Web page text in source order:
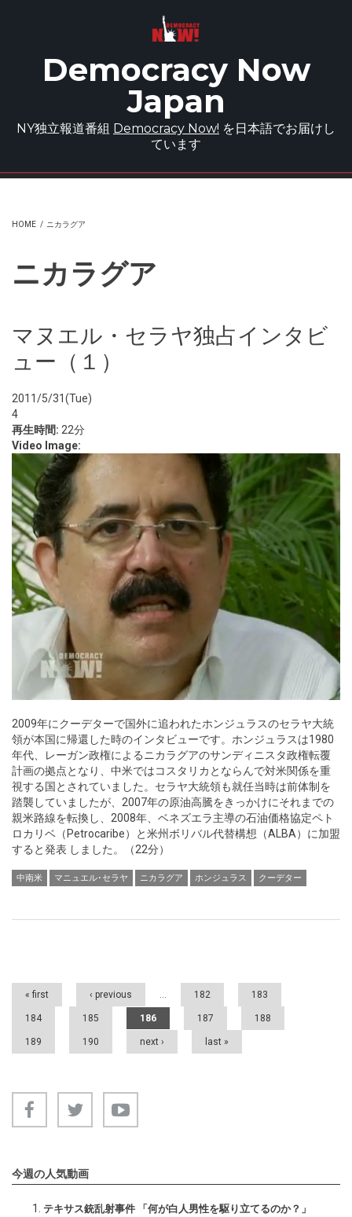
Democracy Now
Japan
NY独立報道番組 Democracy Now! を日本語でお届けし
ています
HOME / ニカラグア
ニカラグア
マヌエル・セラヤ独占インタビ
ュー（１）
2011/5/31(Tue)
4
再生時間: 22分
Video Image:
2009年にクーデターで国外に追われたホンジュラスのセラヤ大統
領が本国に帰還した時のインタビューです。ホンジュラスは1980
年代、レーガン政権によるニカラグアのサンディニスタ政権転覆
計画の拠点となり、中米ではコスタリカとならんで対米関係を重
視する国とされていました。セラヤ大統領も就任当時は前体制を
踏襲していましたが、2007年の原油高騰をきっかけにそれまでの
親米路線を転換し、2008年、ベネズエラ主導の石油価格協定ペト
ロカリベ（Petrocaribe）と米州ボリバル代替構想（ALBA）に加盟
すると発表 しました。（22分）
中南米 マニュエル･セラヤ ニカラグア ホンジュラス クーデター
Pages
« first ‹ previous 182 183
184 185 186 187 188
189 190 next › last »
今週の人気動画
テキサス銃乱射事件 「何が白人男性を駆り立てるのか？」